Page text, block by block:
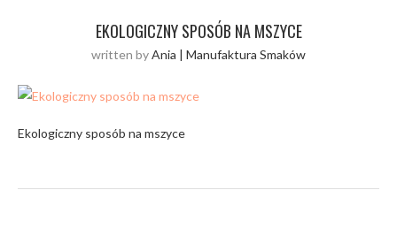
EKOLOGICZNY SPOSÓB NA MSZYCE
written byAnia | Manufaktura Smaków
Ekologiczny sposób na mszyce